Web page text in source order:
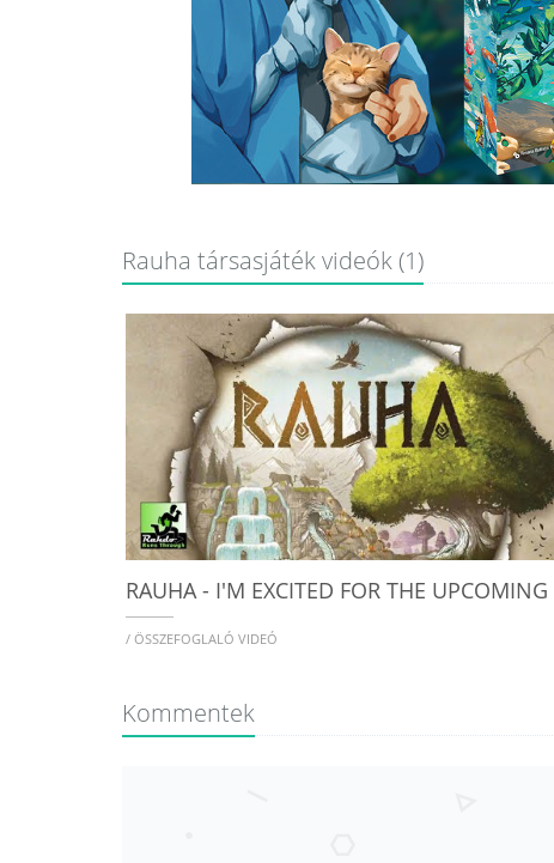
Rauha társasjáték videók (1)
/ ÖSSZEFOGLALÓ VIDEÓ
Kommentek